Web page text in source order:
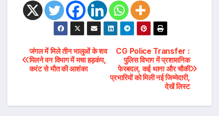
Post
navigation
CG Police Transfer :
पुलिस विभाग में प्रशासनिक
फेरबदल, कई थाना और चौकी
प्रभारियों को मिली नई जिम्मेदारी,
देखें लिस्ट
जंगल में मिले तीन भालुओं के शव
मिलने वन विभाग में मचा हड़कंप,
करंट से मौत की आशंका